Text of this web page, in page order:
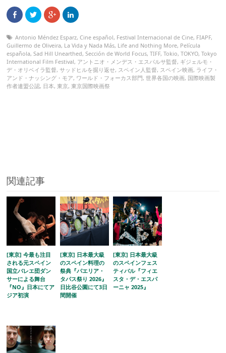
Antonio Méndez Esparz,Cine español, Festival Internacional de Cine, FIAPF,
Guillermo de Oliveira, La Vida y Nada Más, Life and Nothing More, Película
española,Sad Hill Unearthed,Sección de World Focus,TIFF,Tokio,TOKYO,Tokyo
International Film Festival, アントニオ・メンデス・エスパルサ監督, ギジェルモ・
デ・オリベイラ監督, サッドヒルを掘り返せ, スペイン人監督, スペイン映画, ライフ・
アンド・ナッシング・モア, ワールド・フォーカス部門,世界各国の映画, 国際映画製
作者連盟公認, 日本,東京,東京国際映画祭
関連記事
[東京] 今最も注目
される元スペイン
国立バレエ団ダン
サーによる舞台
『NO』日本にてア
ジア初演
[東京] 日本最大級
のスペイン料理の
祭典『パエリア・
タパス祭り 2026』
日比谷公園にて3日
間開催
[東京] 日本最大級
のスペインフェス
ティバル『フィエ
スタ・デ・エスパ
ーニャ 2025』